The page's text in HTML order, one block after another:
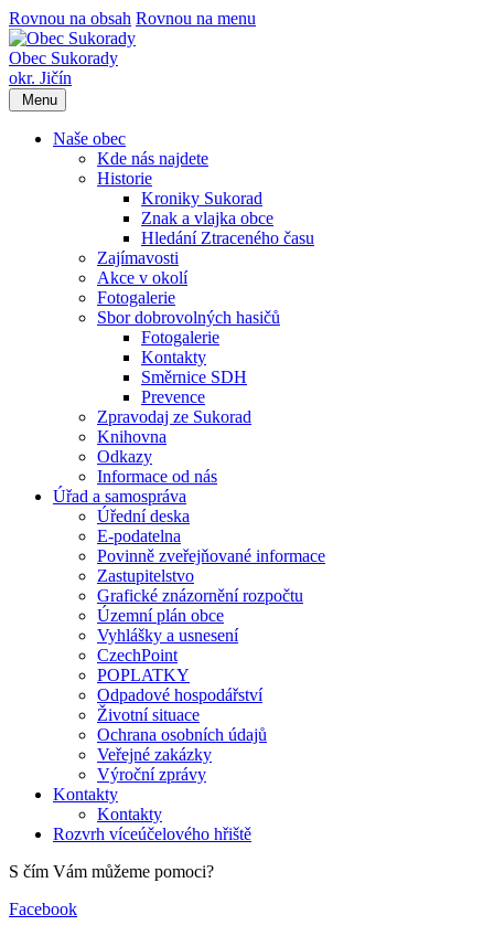
Rovnou na obsah Rovnou na menu
Obec Sukorady
okr. Jičín
Menu
Naše obec
Kde nás najdete
Historie
Kroniky Sukorad
Znak a vlajka obce
Hledání Ztraceného času
Zajímavosti
Akce v okolí
Fotogalerie
Sbor dobrovolných hasičů
Fotogalerie
Kontakty
Směrnice SDH
Prevence
Zpravodaj ze Sukorad
Knihovna
Odkazy
Informace od nás
Úřad a samospráva
Úřední deska
E-podatelna
Povinně zveřejňované informace
Zastupitelstvo
Grafické znázornění rozpočtu
Územní plán obce
Vyhlášky a usnesení
CzechPoint
POPLATKY
Odpadové hospodářství
Životní situace
Ochrana osobních údajů
Veřejné zakázky
Výroční zprávy
Kontakty
Kontakty
Rozvrh víceúčelového hřiště
S čím Vám můžeme pomoci?
Facebook